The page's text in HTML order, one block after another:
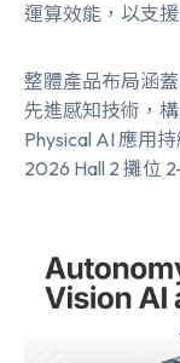
運算效能，以支
整體產品布局涵
先進感知技術，
Physical AI 應用
2026 Hall 2 攤位